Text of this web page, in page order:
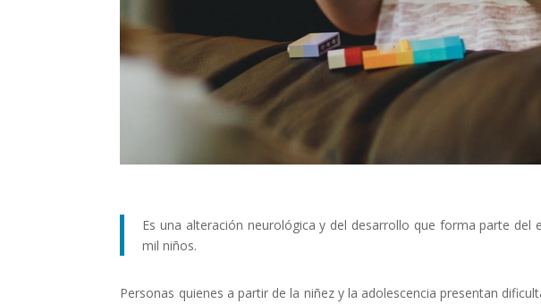
Es una alteración neurológica y del desarrollo que forma parte
mil niños.
Personas quienes a partir de la niñez y la adolescencia presentan